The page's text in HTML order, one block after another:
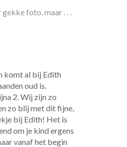
foto, maar . . .
komt al bij Edith
oud is.
2. Wij zijn zo
zo blij met dit fijne,
bij Edith! Het is
om je kind ergens
vanaf het begin